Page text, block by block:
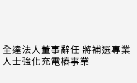
全達法人董事辭任 將補選專業
人士強化充電樁事業